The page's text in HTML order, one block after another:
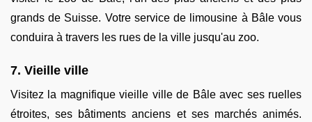
grands de Suisse. Votre service de limousine à Bâle vous
conduira à travers les rues de la ville jusqu'au zoo.
7. Vieille ville
Visitez la magnifique vieille ville de Bâle avec ses ruelles
étroites, ses bâtiments anciens et ses marchés animés.